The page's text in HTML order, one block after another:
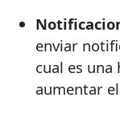
enviar
cual es
aumentar